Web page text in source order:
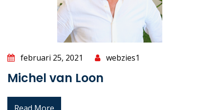
februari 25, 2021 webzies1
Michel van Loon